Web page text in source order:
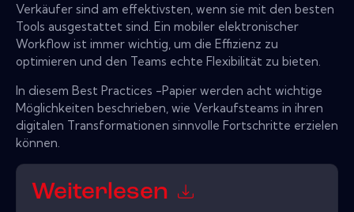
Verkäufer sind am effektivsten, wenn sie mit den besten
Tools ausgestattet sind. Ein mobiler elektronischer
Workflow ist immer wichtig, um die Effizienz zu
optimieren und den Teams echte Flexibilität zu bieten.
In diesem Best Practices -Papier werden acht wichtige
Möglichkeiten beschrieben, wie Verkaufsteams in ihren
digitalen Transformationen sinnvolle Fortschritte erzielen
können.
Weiterlesen